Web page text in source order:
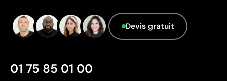
Devis gratuit
01 75 85 01 00